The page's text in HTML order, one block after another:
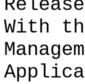
Release
With